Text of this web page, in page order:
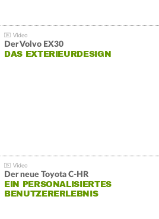
Der Volvo EX30
DAS EXTERIEURDESIGN
Der neue Toyota C-HR
EIN PERSONALISIERTES
BENUTZERERLEBNIS